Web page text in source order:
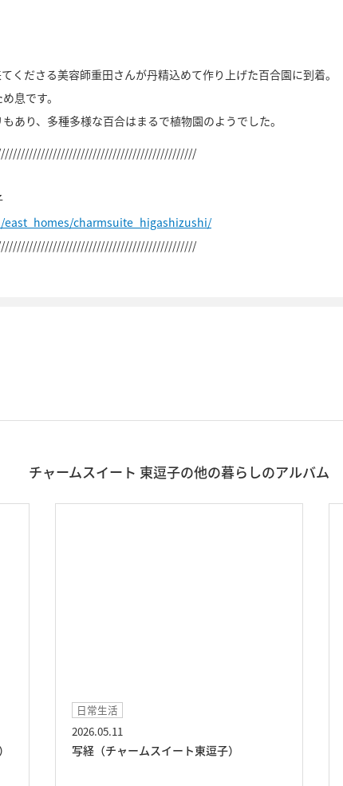
くださる美容師重田さんが丹精込めて作り上げた百合園に到着。
息です。
あり、多種多様な百合はまるで植物園のようでした。
charmsuite_higashizushi/
チャームスイート 東逗子の他の暮らしのアルバム
日常生活
2026.05.11
写経（チャームスイート東逗子）